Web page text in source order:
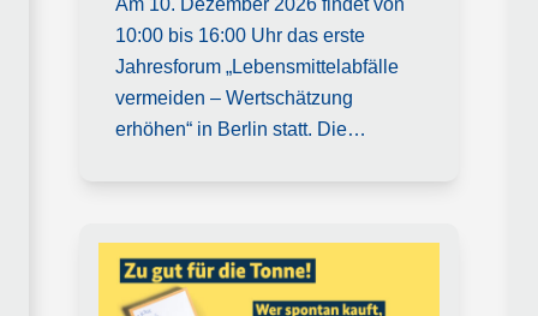
Am 10. Dezember 2026 findet von
10:00 bis 16:00 Uhr das erste
Jahresforum „Lebensmittelabfälle
vermeiden – Wertschätzung
erhöhen“ in Berlin statt. Die…